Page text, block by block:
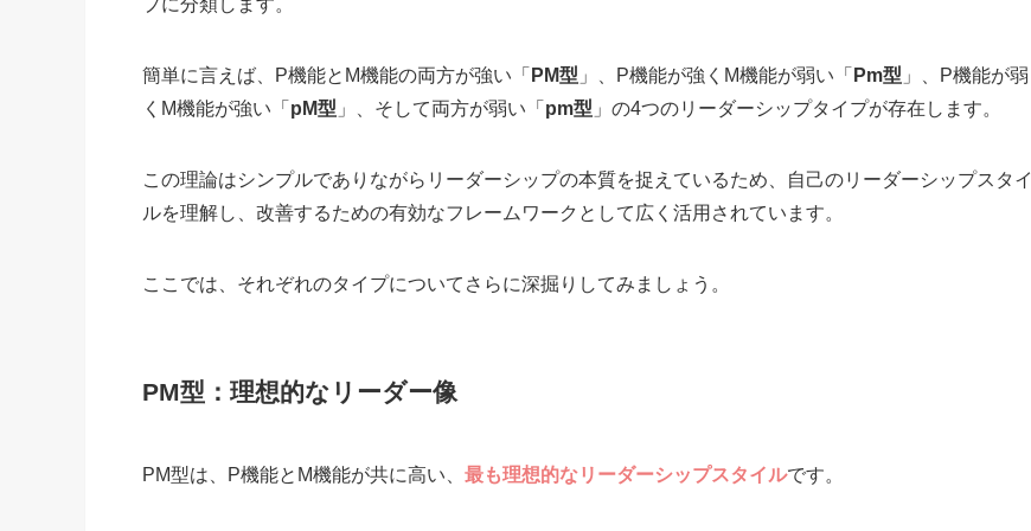
簡単に言えば、P機能とM機能の両方が強い「 PM型 」、P機能が強くM機能が弱い「 Pm型 」、P機能が弱
くM機能が強い「 pM型 」、そして両方が弱い「 pm型 」の4つのリーダーシップタイプが存在します。
この理論はシンプルでありながらリーダーシップの本質を捉えているため、自己のリーダーシップスタイ
ルを理解し、改善するための有効なフレームワークとして広く活用されています。
ここでは、それぞれのタイプについてさらに深掘りしてみましょう。
PM型：理想的なリーダー像
PM型は、P機能とM機能が共に高い、 最も理想的なリーダーシップスタイルです。